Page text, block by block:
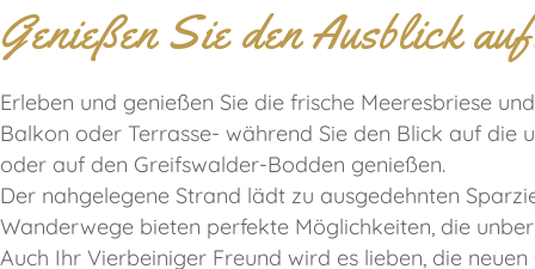
Genießen Sie den Ausblick
Erleben und genießen Sie die frische Meeresbriese
Balkon oder Terrasse- während Sie den Blick auf die
oder auf den Greifswalder-Bodden genießen.
Der nahgelegene Strand lädt zu ausgedehnten
Wanderwege bieten perfekte Möglichkeiten, die
Auch Ihr Vierbeiniger Freund wird es lieben, die